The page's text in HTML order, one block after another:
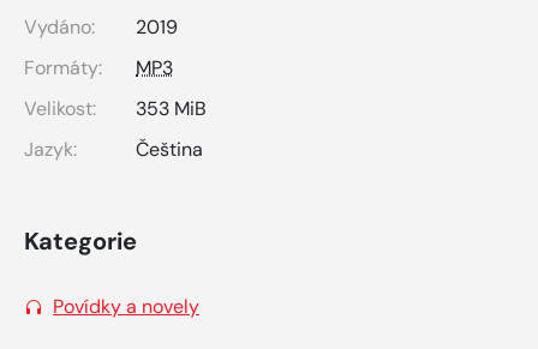
Vydáno:
2019
Formáty:
MP3
Velikost:
353 MiB
Jazyk:
Čeština
Kategorie
Povídky a novely